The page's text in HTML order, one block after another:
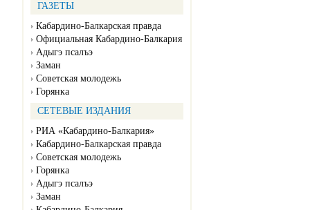
ГАЗЕТЫ
Кабардино-Балкарская правда
Официальная Кабардино-Балкария
Адыгэ псалъэ
Заман
Советская молодежь
Горянка
СЕТЕВЫЕ ИЗДАНИЯ
РИА «Кабардино-Балкария»
Кабардино-Балкарская правда
Советская молодежь
Горянка
Адыгэ псалъэ
Заман